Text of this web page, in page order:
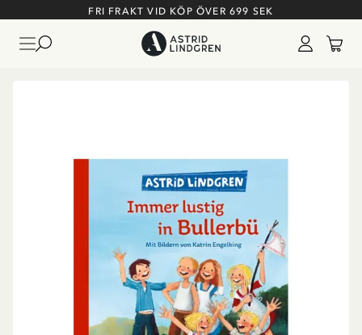
FRI FRAKT VID KÖP ÖVER 699 SEK